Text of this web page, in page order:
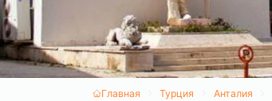
Главная Турция Анталия